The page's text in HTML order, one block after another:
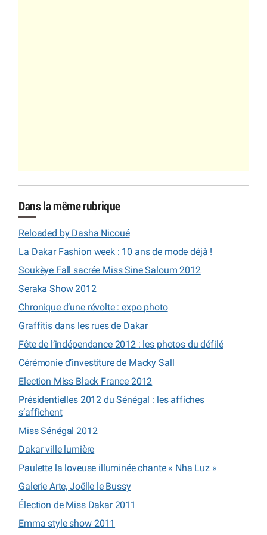
Dans la même rubrique
Reloaded by Dasha Nicoué
La Dakar Fashion week : 10 ans de mode déjà !
Soukèye Fall sacrée Miss Sine Saloum 2012
Seraka Show 2012
Chronique d’une révolte : expo photo
Graffitis dans les rues de Dakar
Fête de l’indépendance 2012 : les photos du défilé
Cérémonie d’investiture de Macky Sall
Election Miss Black France 2012
Présidentielles 2012 du Sénégal : les affiches
s’affichent
Miss Sénégal 2012
Dakar ville lumière
Paulette la loveuse illuminée chante « Nha Luz »
Galerie Arte, Joëlle le Bussy
Élection de Miss Dakar 2011
Emma style show 2011